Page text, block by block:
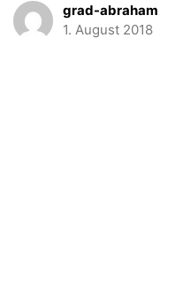
grad-abraham
1. August 2018